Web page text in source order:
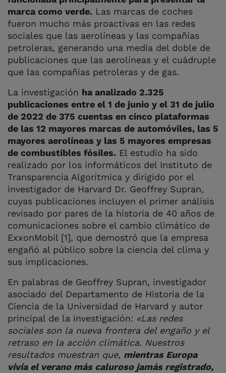
marca como verde. Las marcas de coches
fueron mucho más proactivas en las redes
sociales que las aerolíneas y las compañías
petroleras, generando una media del doble de
publicaciones que las aerolíneas y el cuádruple
que las compañías petroleras y de gas.
La investigación ha analizado 2.325
publicaciones entre el 1 de junio y el 31 de julio
de 2022 de 375 cuentas en cinco plataformas
de las 12 mayores marcas de automóviles, las 5
mayores aerolíneas y las 5 mayores empresas
de combustibles fósiles. El estudio ha sido
realizado por los informáticos del Instituto de
Transparencia Algorítmica y dirigido por el
investigador de Harvard Dr. Geoffrey Supran,
cuyas publicaciones incluyen el primer análisis
revisado por pares de la historia de 40 años de
comunicaciones sobre el cambio climático de
ExxonMobil [1], que demostró que la empresa
engañó al público sobre la ciencia del clima y
sus implicaciones.
En palabras de Geoffrey Supran, investigador
asociado del Departamento de Historia de la
Ciencia de la Universidad de Harvard y autor
principal de la investigación: «Las redes
sociales son la nueva frontera del engaño y el
retraso en la acción climática. Nuestros
resultados muestran que, mientras Europa
vivía el verano más caluroso jamás registrado,